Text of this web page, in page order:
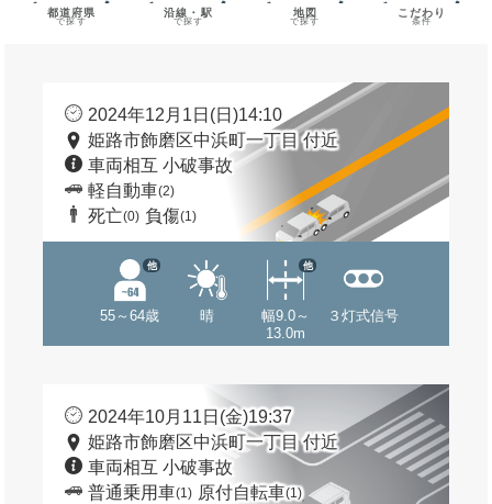
都道府県
で探す
沿線・駅
で探す
地図
で探す
こだわり
条件
2024年12月1日(日)14:10
姫路市飾磨区中浜町一丁目 付近
車両相互 小破事故
軽自動車(2)
死亡(0) 負傷(1)
55～64歳
他
晴
幅9.0～
13.0m
他
３灯式信号
2024年10月11日(金)19:37
姫路市飾磨区中浜町一丁目 付近
車両相互 小破事故
普通乗用車(1) 原付自転車(1)